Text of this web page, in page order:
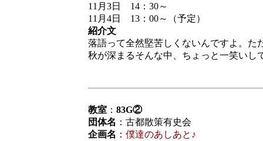
11月3日 14：30～
11月4日 13：00～（予定）
紹介文
落語って全然堅苦しくないんですよ。た
秋が深まるそんな中、ちょっと一笑いし
教室 ： 83G②
団体名 ：古都散策有史会
企画名 ： 僕達のあしあと♪